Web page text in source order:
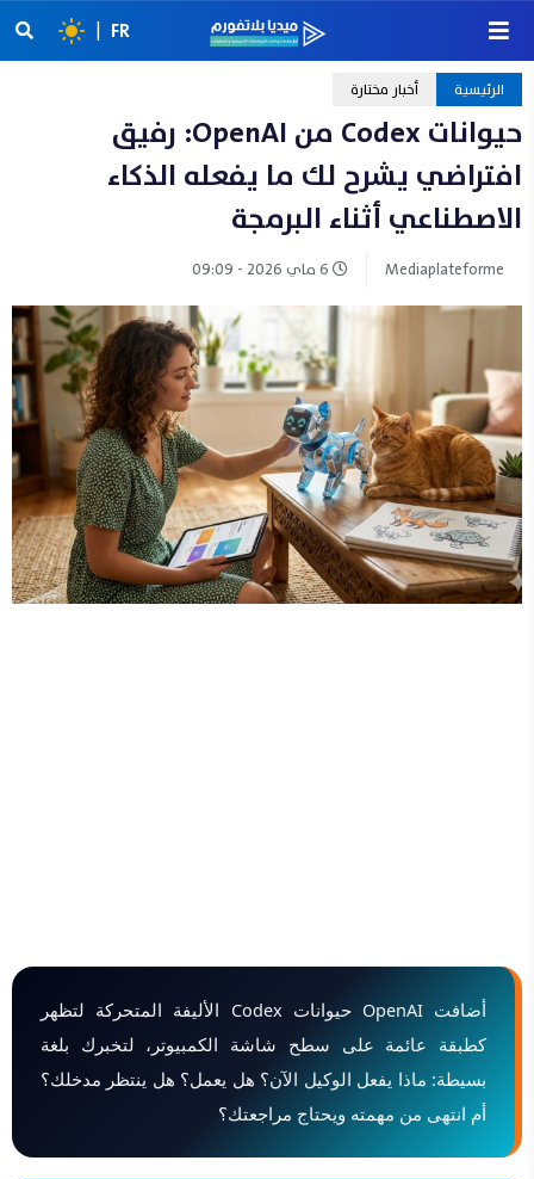
FR
|
الرئيسية أخبار مختارة
حيوانات Codex من OpenAI: رفيق
افتراضي يشرح لك ما يفعله الذكاء
الاصطناعي أثناء البرمجة
Mediaplateforme
أضافت OpenAI حيوانات Codex الأليفة المتحركة لتظهر
كطبقة عائمة على سطح شاشة الكمبيوتر، لتخبرك بلغة
بسيطة: ماذا يفعل الوكيل الآن؟ هل يعمل؟ هل ينتظر مدخلك؟
أم انتهى من مهمته ويحتاج مراجعتك؟